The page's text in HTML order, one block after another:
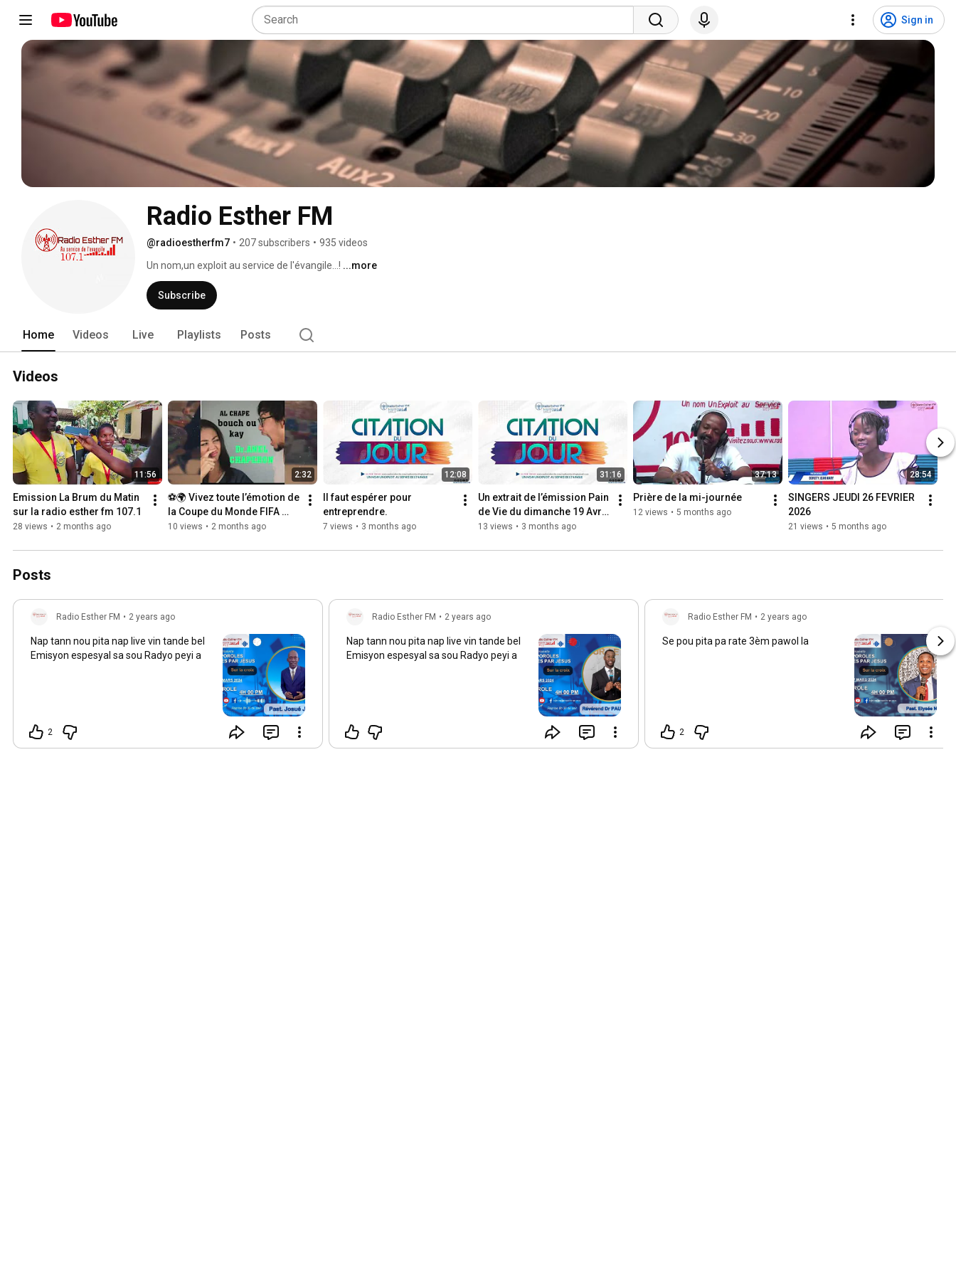
Sign in
Radio Esther FM
@radioestherfm7 • 207 subscribers • 935 videos
Un nom,un exploit au service de l'évangile...! ...more
Subscribe
Home Videos Live Playlists Posts
Videos
11:56
Emission La Brum du Matin
sur la radio esther fm 107.1
28 views • 2 months ago
2:32
⚽🌍 Vivez toute l’émotion de
la Coupe du Monde FIFA
2026 sur Radio Esther FM !
10 views • 2 months ago
12:08
Il faut espérer pour
entreprendre.
7 views • 3 months ago
31:16
Un extrait de l’émission Pain
de Vie du dimanche 19 Avril
2026
13 views • 3 months ago
37:13
Prière de la mi-journée
12 views • 5 months ago
28:54
SINGERS JEUDI 26 FEVRIER
2026
21 views • 5 months ago
Posts
Radio Esther FM • 2 years ago
Nap tann nou pita nap live vin tande bel
Emisyon espesyal sa sou Radyo peyi a
2
Radio Esther FM • 2 years ago
Nap tann nou pita nap live vin tande bel
Emisyon espesyal sa sou Radyo peyi a
Radio Esther FM • 2 years ago
Se pou pita pa rate 3èm pawol la
2